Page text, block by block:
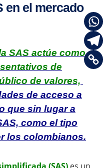
en el mercado
SAS actúe como
de
de valores,
de acceso a
que sin lugar a
como el tipo
los colombianos.
(SAS) es un